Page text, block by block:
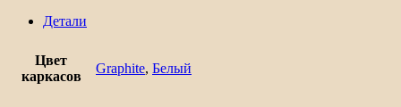
ой
Лофт
Детали
Цвет
каркасов
Graphite, Белый